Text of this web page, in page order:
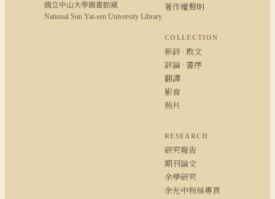
國立中山大學圖書館藏
National Sun Yat-sen University Library
著作權聲明
COLLECTION
新詩 · 散文
評論 · 書序
翻譯
影音
照片
RESEARCH
研究報告
期刊論文
余學研究
余光中粉絲專頁